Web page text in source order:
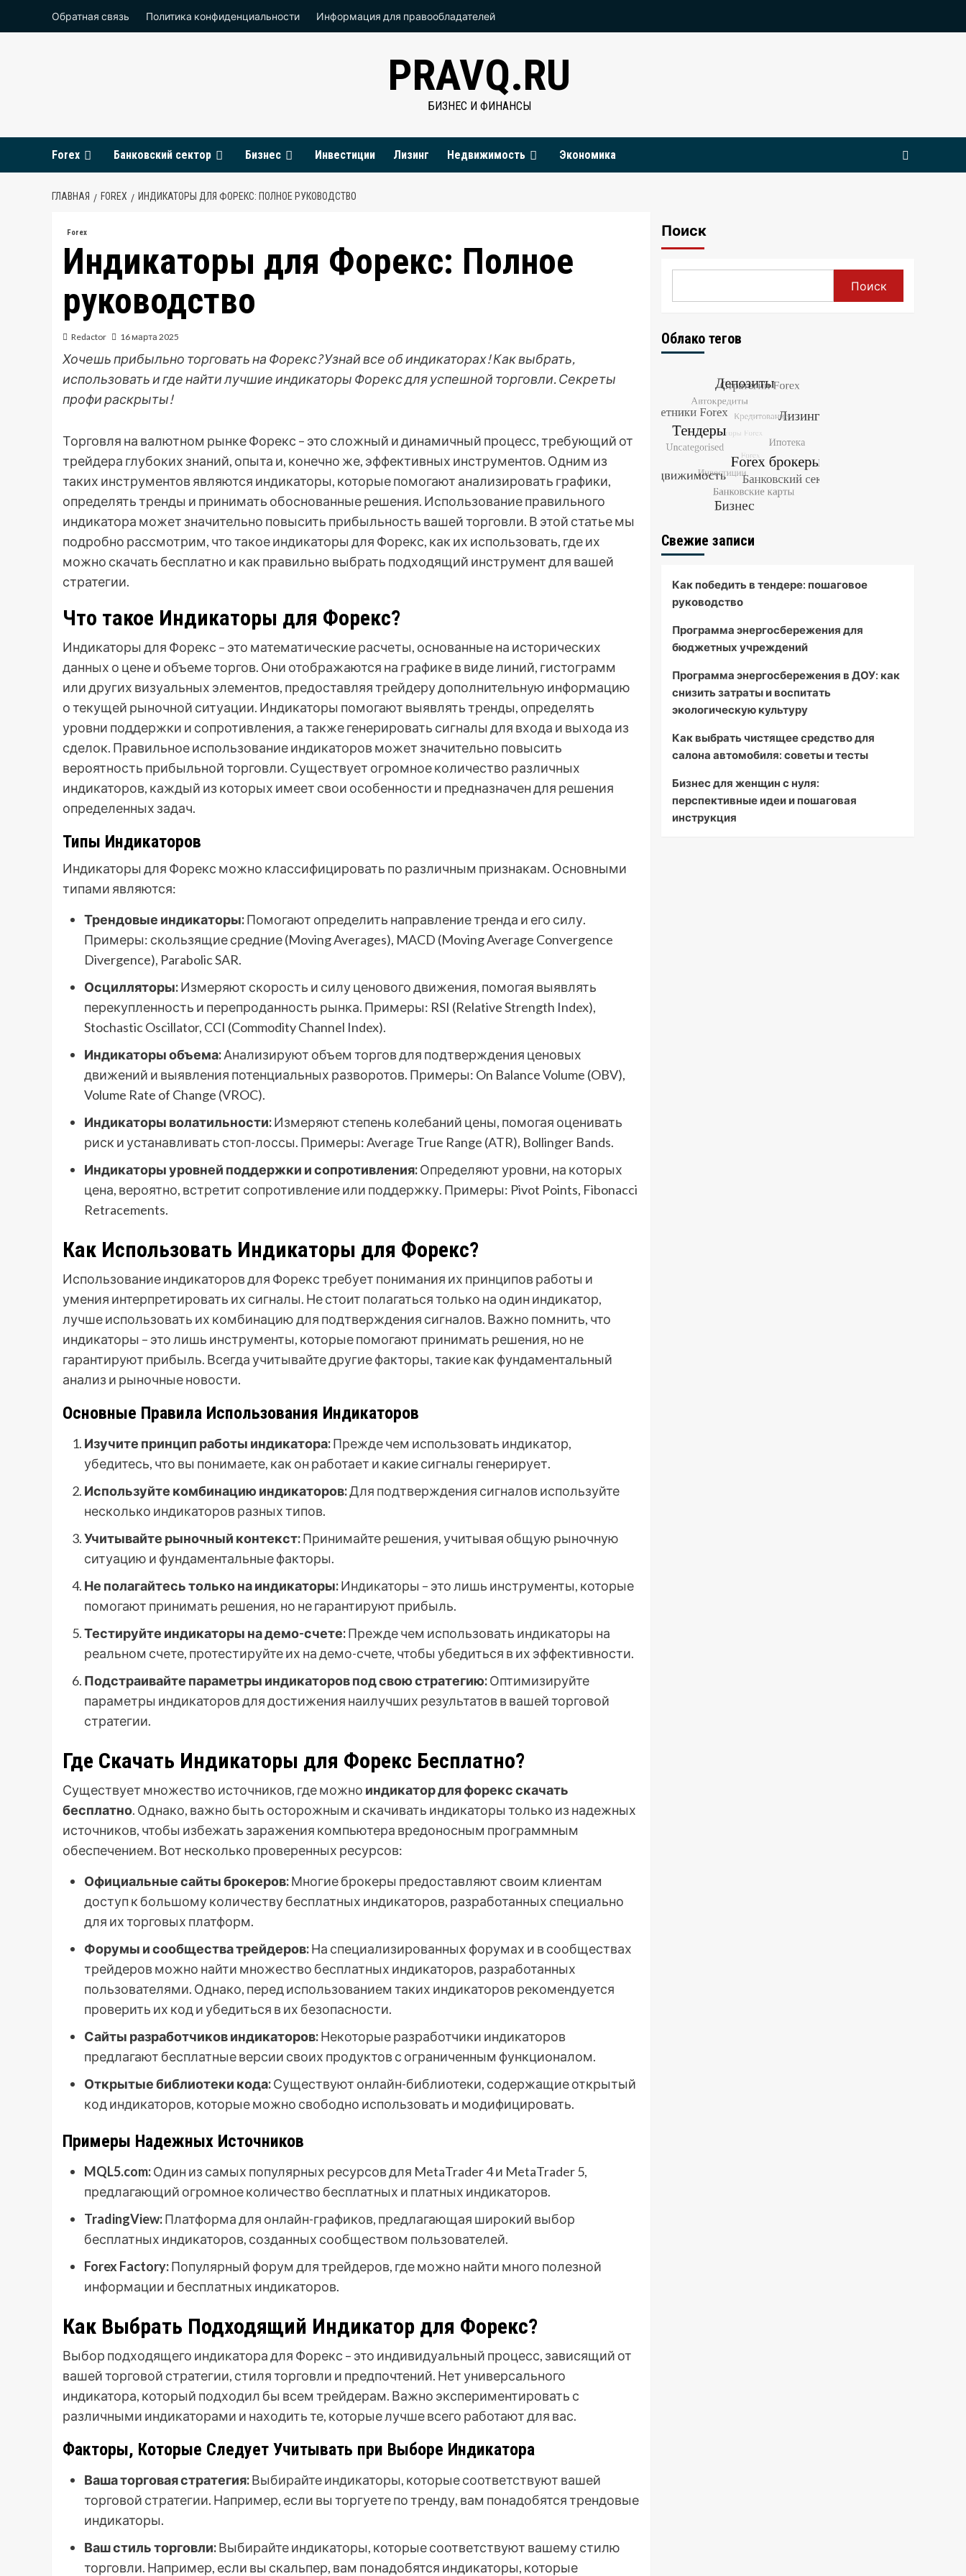
Обратная связь Политика конфиденциальности Информация для правообладателей
PRAVQ.RU
БИЗНЕС И ФИНАНСЫ
Forex Банковский сектор Бизнес Инвестиции Лизинг Недвижимость Экономика
ГЛАВНАЯ FOREX ИНДИКАТОРЫ ДЛЯ ФОРЕКС: ПОЛНОЕ РУКОВОДСТВО
Forex
Индикаторы для Форекс: Полное
руководство
Redactor 16 марта 2025
Хочешь прибыльно торговать на Форекс? Узнай все об индикаторах! Как выбрать,
использовать и где найти лучшие индикаторы Форекс для успешной торговли. Секреты
профи раскрыты!
Торговля на валютном рынке Форекс – это сложный и динамичный процесс, требующий от
трейдера глубоких знаний, опыта и, конечно же, эффективных инструментов. Одним из
таких инструментов являются индикаторы, которые помогают анализировать графики,
определять тренды и принимать обоснованные решения. Использование правильного
индикатора может значительно повысить прибыльность вашей торговли. В этой статье мы
подробно рассмотрим, что такое индикаторы для Форекс, как их использовать, где их
можно скачать бесплатно и как правильно выбрать подходящий инструмент для вашей
стратегии.
Что такое Индикаторы для Форекс?
Индикаторы для Форекс – это математические расчеты, основанные на исторических
данных о цене и объеме торгов. Они отображаются на графике в виде линий, гистограмм
или других визуальных элементов, предоставляя трейдеру дополнительную информацию
о текущей рыночной ситуации. Индикаторы помогают выявлять тренды, определять
уровни поддержки и сопротивления, а также генерировать сигналы для входа и выхода из
сделок. Правильное использование индикаторов может значительно повысить
вероятность прибыльной торговли. Существует огромное количество различных
индикаторов, каждый из которых имеет свои особенности и предназначен для решения
определенных задач.
Типы Индикаторов
Индикаторы для Форекс можно классифицировать по различным признакам. Основными
типами являются:
Трендовые индикаторы:Помогают определить направление тренда и его силу.
Примеры: скользящие средние (Moving Averages), MACD (Moving Average Convergence
Divergence), Parabolic SAR.
Осцилляторы:Измеряют скорость и силу ценового движения, помогая выявлять
перекупленность и перепроданность рынка. Примеры: RSI (Relative Strength Index),
Stochastic Oscillator, CCI (Commodity Channel Index).
Индикаторы объема:Анализируют объем торгов для подтверждения ценовых
движений и выявления потенциальных разворотов. Примеры: On Balance Volume (OBV),
Volume Rate of Change (VROC).
Индикаторы волатильности:Измеряют степень колебаний цены, помогая оценивать
риск и устанавливать стоп-лоссы. Примеры: Average True Range (ATR), Bollinger Bands.
Индикаторы уровней поддержки и сопротивления:Определяют уровни, на которых
цена, вероятно, встретит сопротивление или поддержку. Примеры: Pivot Points, Fibonacci
Retracements.
Как Использовать Индикаторы для Форекс?
Использование индикаторов для Форекс требует понимания их принципов работы и
умения интерпретировать их сигналы. Не стоит полагаться только на один индикатор,
лучше использовать их комбинацию для подтверждения сигналов. Важно помнить, что
индикаторы – это лишь инструменты, которые помогают принимать решения, но не
гарантируют прибыль. Всегда учитывайте другие факторы, такие как фундаментальный
анализ и рыночные новости.
Основные Правила Использования Индикаторов
Изучите принцип работы индикатора:Прежде чем использовать индикатор,
убедитесь, что вы понимаете, как он работает и какие сигналы генерирует.
Используйте комбинацию индикаторов:Для подтверждения сигналов используйте
несколько индикаторов разных типов.
Учитывайте рыночный контекст:Принимайте решения, учитывая общую рыночную
ситуацию и фундаментальные факторы.
Не полагайтесь только на индикаторы:Индикаторы – это лишь инструменты, которые
помогают принимать решения, но не гарантируют прибыль.
Тестируйте индикаторы на демо-счете:Прежде чем использовать индикаторы на
реальном счете, протестируйте их на демо-счете, чтобы убедиться в их эффективности.
Подстраивайте параметры индикаторов под свою стратегию:Оптимизируйте
параметры индикаторов для достижения наилучших результатов в вашей торговой
стратегии.
Где Скачать Индикаторы для Форекс Бесплатно?
Существует множество источников, где можно индикатор для форекс скачать
бесплатно. Однако, важно быть осторожным и скачивать индикаторы только из надежных
источников, чтобы избежать заражения компьютера вредоносным программным
обеспечением. Вот несколько проверенных ресурсов:
Официальные сайты брокеров:Многие брокеры предоставляют своим клиентам
доступ к большому количеству бесплатных индикаторов, разработанных специально
для их торговых платформ.
Форумы и сообщества трейдеров:На специализированных форумах и в сообществах
трейдеров можно найти множество бесплатных индикаторов, разработанных
пользователями. Однако, перед использованием таких индикаторов рекомендуется
проверить их код и убедиться в их безопасности.
Сайты разработчиков индикаторов:Некоторые разработчики индикаторов
предлагают бесплатные версии своих продуктов с ограниченным функционалом.
Открытые библиотеки кода:Существуют онлайн-библиотеки, содержащие открытый
код индикаторов, которые можно свободно использовать и модифицировать.
Примеры Надежных Источников
MQL5.com:Один из самых популярных ресурсов для MetaTrader 4 и MetaTrader 5,
предлагающий огромное количество бесплатных и платных индикаторов.
TradingView:Платформа для онлайн-графиков, предлагающая широкий выбор
бесплатных индикаторов, созданных сообществом пользователей.
Forex Factory:Популярный форум для трейдеров, где можно найти много полезной
информации и бесплатных индикаторов.
Как Выбрать Подходящий Индикатор для Форекс?
Выбор подходящего индикатора для Форекс – это индивидуальный процесс, зависящий от
вашей торговой стратегии, стиля торговли и предпочтений. Нет универсального
индикатора, который подходил бы всем трейдерам. Важно экспериментировать с
различными индикаторами и находить те, которые лучше всего работают для вас.
Факторы, Которые Следует Учитывать при Выборе Индикатора
Ваша торговая стратегия:Выбирайте индикаторы, которые соответствуют вашей
торговой стратегии. Например, если вы торгуете по тренду, вам понадобятся трендовые
индикаторы.
Ваш стиль торговли:Выбирайте индикаторы, которые соответствуют вашему стилю
торговли. Например, если вы скальпер, вам понадобятся индикаторы, которые
Поиск
Поиск
Облако тегов
Свежие записи
Как победить в тендере: пошаговое
руководство
Программа энергосбережения для
бюджетных учреждений
Программа энергосбережения в ДОУ: как
снизить затраты и воспитать
экологическую культуру
Как выбрать чистящее средство для
салона автомобиля: советы и тесты
Бизнес для женщин с нуля:
перспективные идеи и пошаговая
инструкция